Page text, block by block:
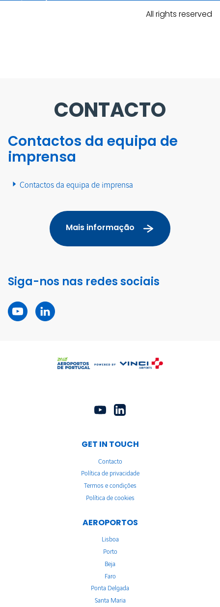
All rights reserved
CONTACTO
Contactos da equipa de
imprensa
Contactos da equipa de imprensa
Mais informação
Siga-nos nas redes sociais
GET IN TOUCH
Contacto
Política de privacidade
Termos e condições
Política de cookies
AEROPORTOS
Lisboa
Porto
Beja
Faro
Ponta Delgada
Santa Maria